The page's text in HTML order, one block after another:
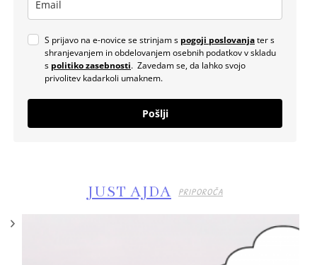
S prijavo na e-novice se strinjam s pogoji poslovanjater s
shranjevanjem in obdelovanjem osebnih podatkov v skladu
s politiko zasebnosti. Zavedam se, da lahko svojo
privolitev kadarkoli umaknem.
Pošlji
JUST AJDA PRIPOROČA